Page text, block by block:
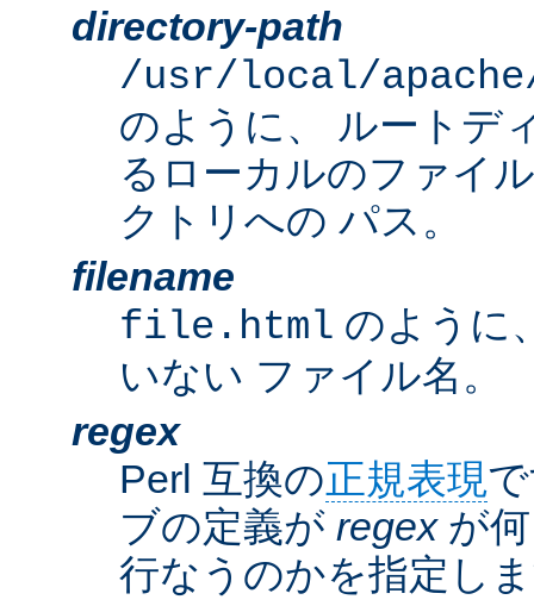
directory-path
/usr/local/
のように、 ルートデ
るローカルのファイ
クトリへの パス。
filename
file.html のように
いない ファイル名。
regex
Perl 互換の正規表現
ブの定義が regexが何
行なうのかを指定し